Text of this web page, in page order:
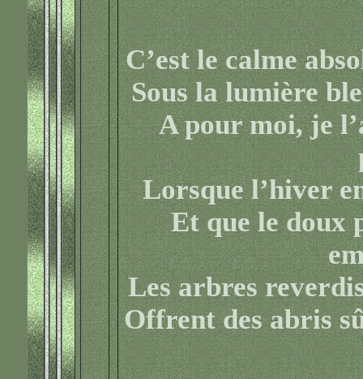
C’est le calme
Sous la lumière
A pour moi, je
Lorsque l’hiver
Et que le doux
Les arbres
Offrent des abris